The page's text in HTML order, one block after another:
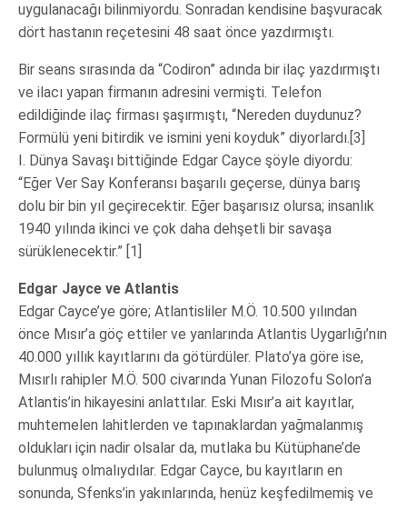
uygulanacağı bilinmiyordu. Sonradan kendisine başvuracak
dört hastanın reçetesini 48 saat önce yazdırmıştı.
Bir seans sırasında da “Codiron” adında bir ilaç yazdırmıştı
ve ilacı yapan firmanın adresini vermişti. Telefon
edildiğinde ilaç firması şaşırmıştı, “Nereden duydunuz?
Formülü yeni bitirdik ve ismini yeni koyduk” diyorlardı.[3]
I. Dünya Savaşı bittiğinde Edgar Cayce şöyle diyordu:
“Eğer Ver Say Konferansı başarılı geçerse, dünya barış
dolu bir bin yıl geçirecektir. Eğer başarısız olursa; insanlık
1940 yılında ikinci ve çok daha dehşetli bir savaşa
sürüklenecektir.” [1]
Edgar Jayce ve Atlantis
Edgar Cayce’ye göre; Atlantisliler M.Ö. 10.500 yılından
önce Mısır’a göç ettiler ve yanlarında Atlantis Uygarlığı’nın
40.000 yıllık kayıtlarını da götürdüler. Plato’ya göre ise,
Mısırlı rahipler M.Ö. 500 civarında Yunan Filozofu Solon’a
Atlantis’in hikayesini anlattılar. Eski Mısır’a ait kayıtlar,
muhtemelen lahitlerden ve tapınaklardan yağmalanmış
oldukları için nadir olsalar da, mutlaka bu Kütüphane’de
bulunmuş olmalıydılar. Edgar Cayce, bu kayıtların en
sonunda, Sfenks’in yakınlarında, henüz keşfedilmemiş ve